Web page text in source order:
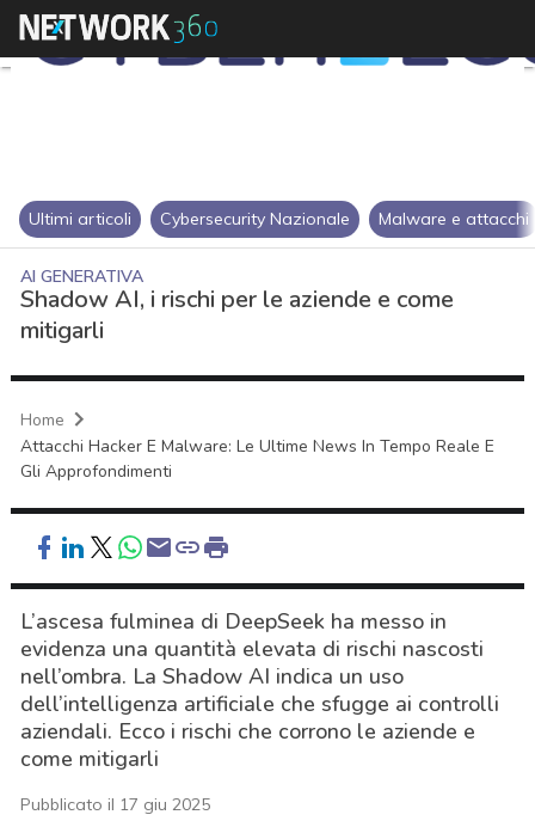
Ultimi articoli Cybersecurity Nazionale Malware e attacchi
AI GENERATIVA
Shadow AI, i rischi per le aziende e come
mitigarli
Home
Attacchi Hacker E Malware: Le Ultime News In Tempo Reale E
Gli Approfondimenti
L’ascesa fulminea di DeepSeek ha messo in
evidenza una quantità elevata di rischi nascosti
nell’ombra. La Shadow AI indica un uso
dell’intelligenza artificiale che sfugge ai controlli
aziendali. Ecco i rischi che corrono le aziende e
come mitigarli
Pubblicato il 17 giu 2025